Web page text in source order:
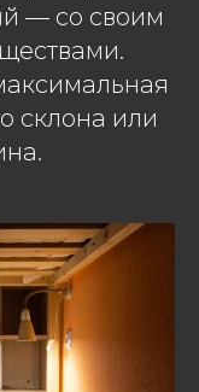
— со своим
склона или